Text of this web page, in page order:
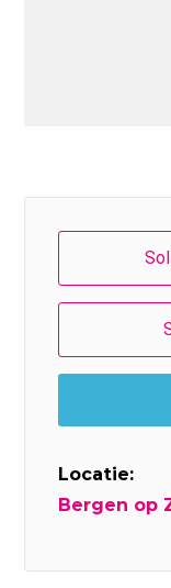
Locatie:
Bergen op